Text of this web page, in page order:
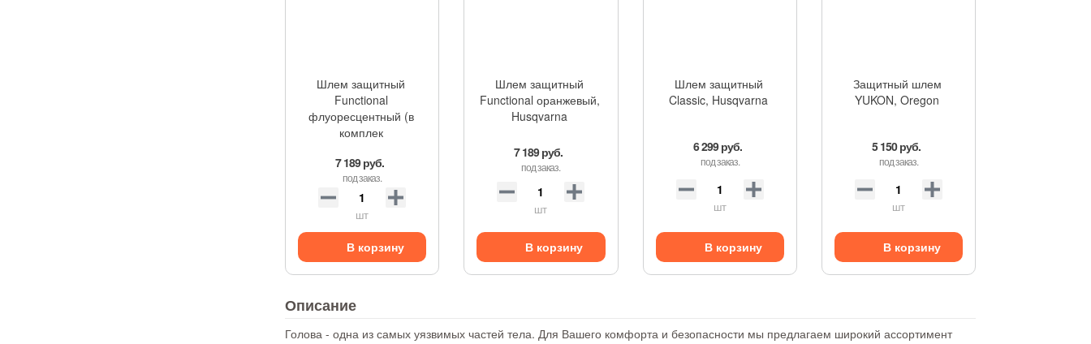
Шлем защитный
Functional
флуоресцентный (в
комплек
7 189 руб.
под заказ.
шт
В корзину
Шлем защитный
Functional оранжевый,
Husqvarna
7 189 руб.
под заказ.
шт
В корзину
Шлем защитный
Classic, Husqvarna
6 299 руб.
под заказ.
шт
В корзину
Защитный шлем
YUKON, Oregon
5 150 руб.
под заказ.
шт
В корзину
Описание
Голова - одна из самых уязвимых частей тела. Для Вашего комфорта и безопасности мы предлагаем широкий ассортимент